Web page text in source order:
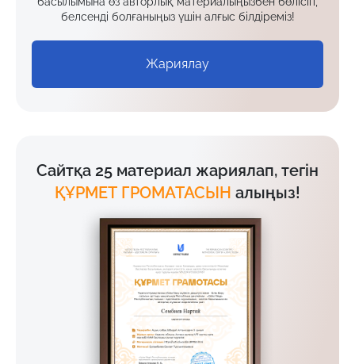
белсенді болғаныңыз үшін алғыс білдіреміз!
Жариялау
Сайтқа 25 материал жариялап, тегін
ҚҰРМЕТ ГРОМАТАСЫН алыңыз!